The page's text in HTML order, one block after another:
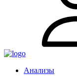
Анализы